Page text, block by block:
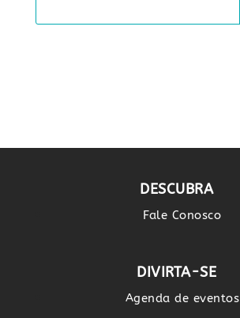
DESCUBRA
Fale Conosco
DIVIRTA-SE
Agenda de eventos